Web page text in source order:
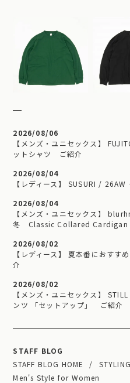
2026/08/06
【メンズ・ユニセックス】
ットシャツ ご紹介
2026/08/04
【レディース】 SUSURI /
2026/08/04
【メンズ・ユニセックス】
冬 Classic Collared
2026/08/02
【レディース】 夏本番におすす
介
2026/08/02
【メンズ・ユニセックス】
ンツ 「セットアップ」 ご紹介
STAFF BLOG
STAFF BLOG HOME
STYLING
Men's Style for Women